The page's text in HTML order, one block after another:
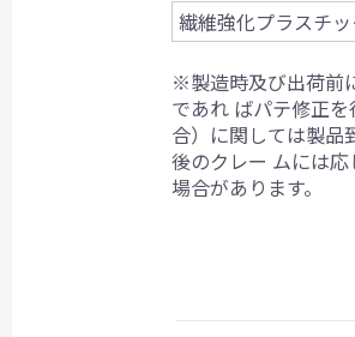
繊維強化プラスチ
※製造時及び出荷前
であれ ばパテ修正
合）に関しては製品
後のクレー ムには
場合があります。